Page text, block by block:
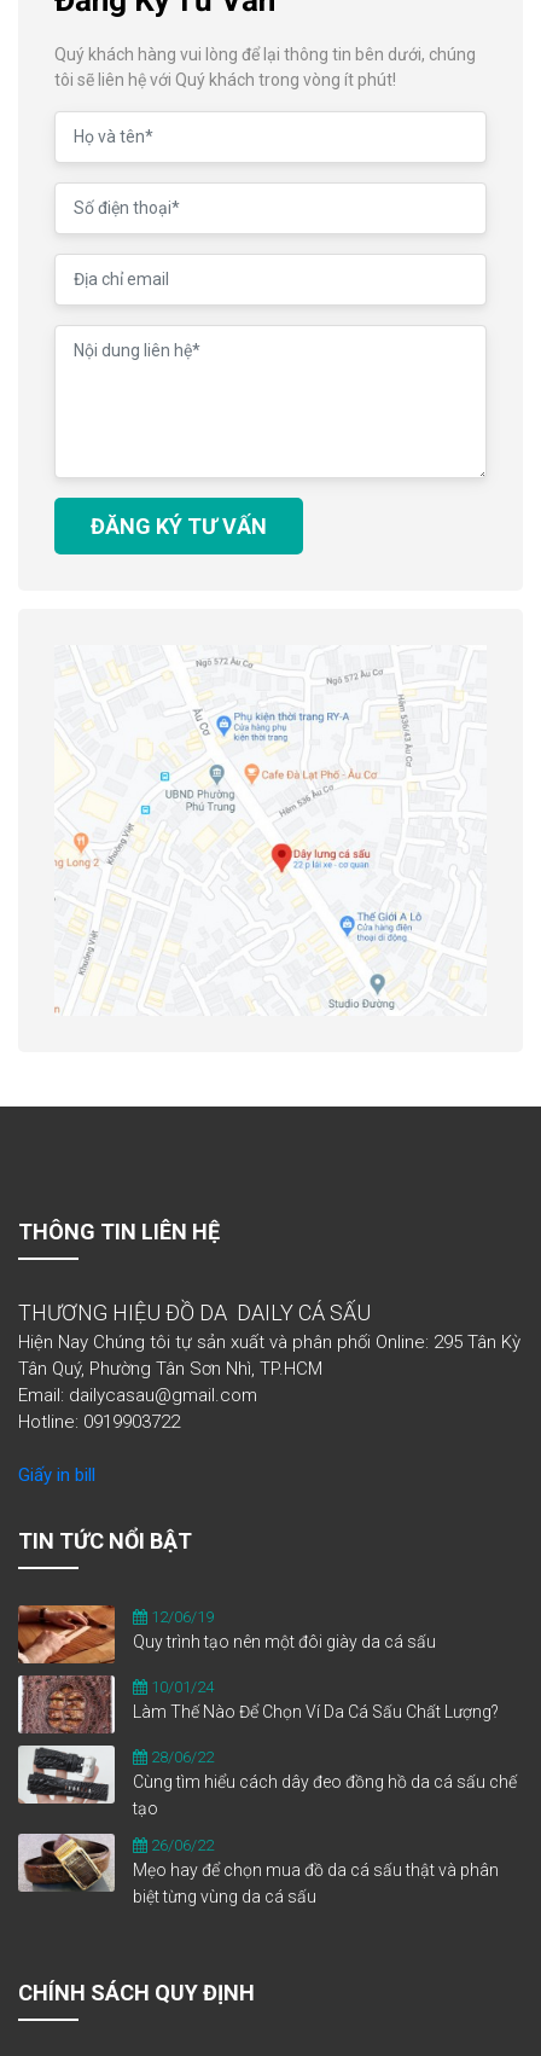
Quý khách hàng vui lòng để lại thông tin bên dưới, chúng
tôi sẽ liên hệ với Quý khách trong vòng ít phút!
ĐĂNG KÝ TƯ VẤN
THÔNG TIN LIÊN HỆ
THƯƠNG HIỆU ĐỒ DA DAILY CÁ SẤU
Hiện Nay Chúng tôi tự sản xuất và phân phối Online: 295 Tân Kỳ
Tân Quý, Phường Tân Sơn Nhì, TP.HCM
Email: dailycasau@gmail.com
Hotline: 0919903722
Giấy in bill
TIN TỨC NỔI BẬT
12/06/19
Quy trình tạo nên một đôi giày da cá sấu
10/01/24
Làm Thế Nào Để Chọn Ví Da Cá Sấu Chất Lượng?
28/06/22
Cùng tìm hiểu cách dây đeo đồng hồ da cá sấu chế
tạo
26/06/22
Mẹo hay để chọn mua đồ da cá sấu thật và phân
biệt từng vùng da cá sấu
CHÍNH SÁCH QUY ĐỊNH